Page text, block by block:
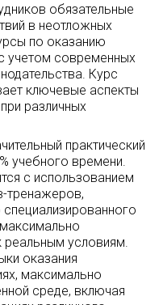
обязательные
в неотложных
по оказанию
учетом современных
Курс
ключевые аспекты
различных
практический
учебного времени.
с использованием
тренажеров,
реальным условиям.
оказания
максимально
среде, включая